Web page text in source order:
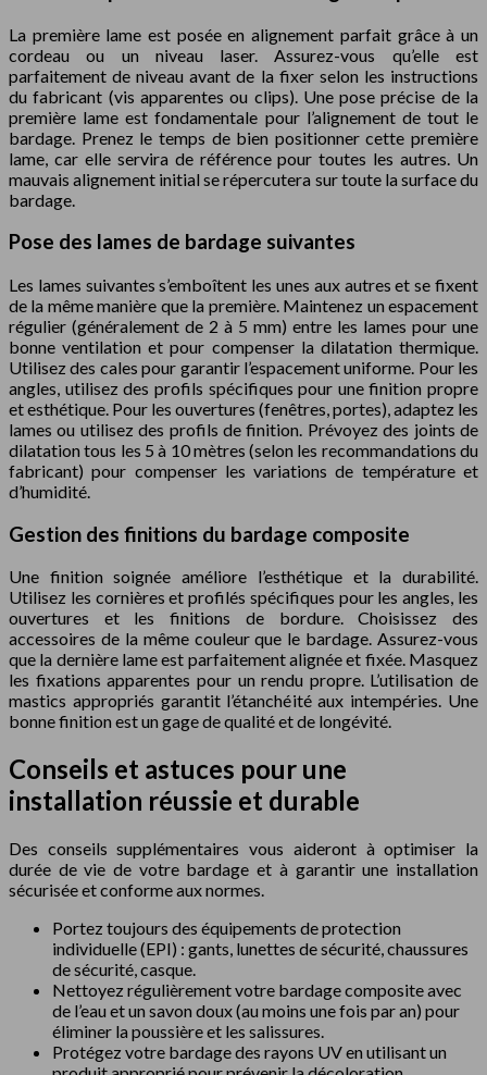
La première lame est posée en alignement parfait grâce à un
cordeau ou un niveau laser. Assurez-vous qu’elle est
parfaitement de niveau avant de la fixer selon les instructions
du fabricant (vis apparentes ou clips). Une pose précise de la
première lame est fondamentale pour l’alignement de tout le
bardage. Prenez le temps de bien positionner cette première
lame, car elle servira de référence pour toutes les autres. Un
mauvais alignement initial se répercutera sur toute la surface du
bardage.
Pose des lames de bardage suivantes
Les lames suivantes s’emboîtent les unes aux autres et se fixent
de la même manière que la première. Maintenez un espacement
régulier (généralement de 2 à 5 mm) entre les lames pour une
bonne ventilation et pour compenser la dilatation thermique.
Utilisez des cales pour garantir l’espacement uniforme. Pour les
angles, utilisez des profils spécifiques pour une finition propre
et esthétique. Pour les ouvertures (fenêtres, portes), adaptez les
lames ou utilisez des profils de finition. Prévoyez des joints de
dilatation tous les 5 à 10 mètres (selon les recommandations du
fabricant) pour compenser les variations de température et
d’humidité.
Gestion des finitions du bardage composite
Une finition soignée améliore l’esthétique et la durabilité.
Utilisez les cornières et profilés spécifiques pour les angles, les
ouvertures et les finitions de bordure. Choisissez des
accessoires de la même couleur que le bardage. Assurez-vous
que la dernière lame est parfaitement alignée et fixée. Masquez
les fixations apparentes pour un rendu propre. L’utilisation de
mastics appropriés garantit l’étanchéité aux intempéries. Une
bonne finition est un gage de qualité et de longévité.
Conseils et astuces pour une
installation réussie et durable
Des conseils supplémentaires vous aideront à optimiser la
durée de vie de votre bardage et à garantir une installation
sécurisée et conforme aux normes.
Portez toujours des équipements de protection
individuelle (EPI) : gants, lunettes de sécurité, chaussures
de sécurité, casque.
Nettoyez régulièrement votre bardage composite avec
de l’eau et un savon doux (au moins une fois par an) pour
éliminer la poussière et les salissures.
Protégez votre bardage des rayons UV en utilisant un